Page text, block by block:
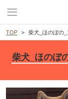
TOP 柴犬_ほのぼの
柴犬_ほのぼ